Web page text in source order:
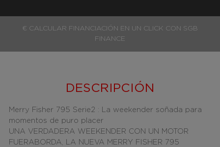
€ CALCULAR FINANCIACIÓN EN UN CLICK CON SGB
FINANCE
DESCRIPCIÓN
Merry Fisher 795 Serie2 : La weekender soñada para
momentos de puro placer
UNA VERDADERA WEEKENDER CON UN MOTOR
FUERABORDA, LA NUEVA MERRY FISHER 795